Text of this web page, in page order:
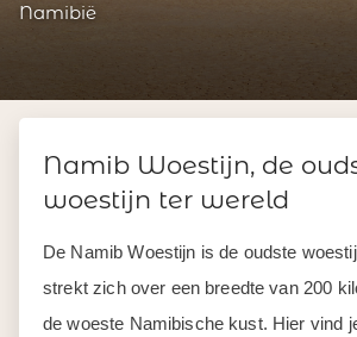
Namibië
Namib Woestijn, de
woestijn ter wereld
De Namib Woestijn is de oudste
strekt zich over een breedte van 200
de woeste Namibische kust. Hier vind